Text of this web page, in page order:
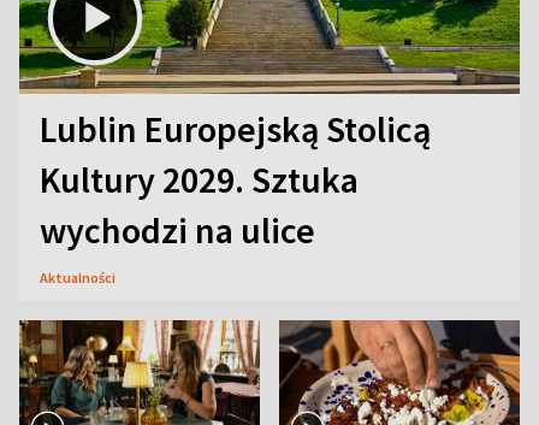
Lublin Europejską Stolicą
Kultury 2029. Sztuka
wychodzi na ulice
Aktualności